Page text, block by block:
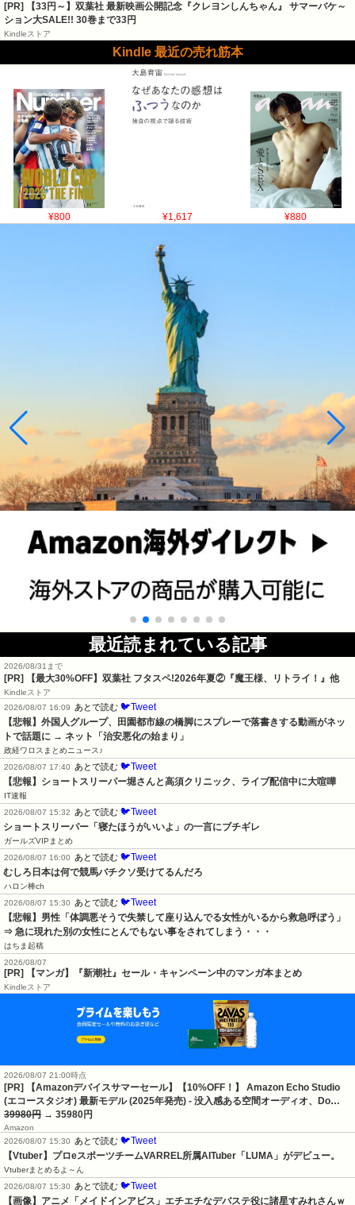
[PR]
【33円～】双葉社 最新映画公開記念『クレヨンしんちゃん』 サマーバケ～
ション大SALE!! 30巻まで33円
Kindleストア
Kindle 最近の売れ筋本
¥800 ¥1,617 ¥880
最近読まれている記事
2026/08/31まで
[PR] 【最大30%OFF】双葉社 フタスペ!2026年夏②『魔王様、リトライ！』他
Kindleストア
2026/08/07 16:09
あとで読む 🐦Tweet
【悲報】外国人グループ、田園都市線の橋脚にスプレーで落書きする動画がネッ
トで話題に → ネット「治安悪化の始まり」
政経ワロスまとめニュース♪
2026/08/07 17:40
あとで読む 🐦Tweet
【悲報】ショートスリーパー堀さんと高須クリニック、ライブ配信中に大喧嘩
IT速報
2026/08/07 15:32
あとで読む 🐦Tweet
ショートスリーパー「寝たほうがいいよ」の一言にブチギレ
ガールズVIPまとめ
2026/08/07 16:00
あとで読む 🐦Tweet
むしろ日本は何で競馬バチクソ受けてるんだろ
ハロン棒ch
2026/08/07 15:30
あとで読む 🐦Tweet
【悲報】男性「体調悪そうで失禁して座り込んでる女性がいるから救急呼ぼう」
⇒ 急に現れた別の女性にとんでもない事をされてしまう・・・
はちま起稿
2026/08/07
[PR] 【マンガ】『新潮社』セール・キャンペーン中のマンガ本まとめ
Kindleストア
2026/08/07 21:00時点
[PR] 【Amazonデバイスサマーセール】【10%OFF！】 Amazon Echo Studio
(エコースタジオ) 最新モデル (2025年発売) - 没入感ある空間オーディオ、Do…
39980円 → 35980円
Amazon
2026/08/07 15:30
あとで読む 🐦Tweet
【Vtuber】プロeスポーツチームVARREL所属AITuber「LUMA」がデビュー。
Vtuberまとめるよ～ん
2026/08/07 15:30
あとで読む 🐦Tweet
【画像】アニメ「メイドインアビス」エチエチなデバステ役に諸星すみれさんｗ